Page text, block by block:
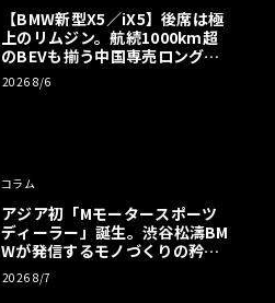
【BMW新型X5／iX5】後席は極
上のリムジン。航続1000km超
のBEVも揃う中国専売ロング仕
様の全貌
2026 8/6
コラム
アジア初「Mモータースポーツ
ディーラー」誕生。渋谷松濤BM
Wが発信するモノづくりの矜持
【木下隆之コラム】
2026 8/7